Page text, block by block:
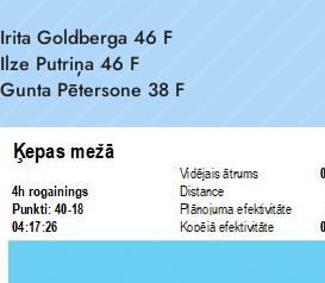
Irita Goldberga 46 F
Ilze Putriņa 46 F
Gunta Pētersone 38 F